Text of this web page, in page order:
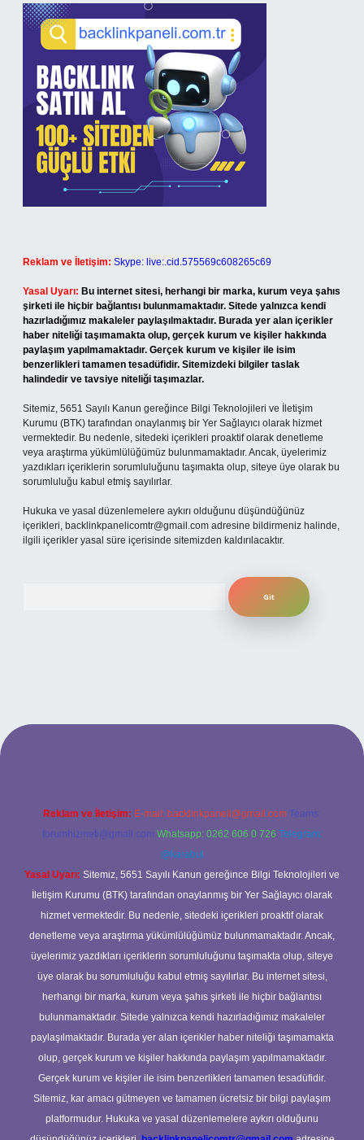
Reklam ve İletişim: Skype: live:.cid.575569c608265c69
Yasal Uyarı: Bu internet sitesi, herhangi bir marka, kurum veya şahıs
şirketi ile hiçbir bağlantısı bulunmamaktadır. Sitede yalnızca kendi
hazırladığımız makaleler paylaşılmaktadır. Burada yer alan içerikler
haber niteliği taşımamakta olup, gerçek kurum ve kişiler hakkında
paylaşım yapılmamaktadır. Gerçek kurum ve kişiler ile isim
benzerlikleri tamamen tesadüfidir. Sitemizdeki bilgiler taslak
halindedir ve tavsiye niteliği taşımazlar.
Sitemiz, 5651 Sayılı Kanun gereğince Bilgi Teknolojileri ve İletişim
Kurumu (BTK) tarafından onaylanmış bir Yer Sağlayıcı olarak hizmet
vermektedir. Bu nedenle, sitedeki içerikleri proaktif olarak denetleme
veya araştırma yükümlülüğümüz bulunmamaktadır. Ancak, üyelerimiz
yazdıkları içeriklerin sorumluluğunu taşımakta olup, siteye üye olarak bu
sorumluluğu kabul etmiş sayılırlar.
Hukuka ve yasal düzenlemelere aykırı olduğunu düşündüğünüz
içerikleri, backlinkpanelicomtr@gmail.com adresine bildirmeniz halinde,
ilgili içerikler yasal süre içerisinde sitemizden kaldırılacaktır.
Reklam ve İletişim: E-mail: backlinkpaneli@gmail.com Teams:
forumhizmeti@gmail.com Whatsapp: 0262 606 0 726 Telegram:
@karabul
Yasal Uyarı: Sitemiz, 5651 Sayılı Kanun gereğince Bilgi Teknolojileri ve
İletişim Kurumu (BTK) tarafından onaylanmış bir Yer Sağlayıcı olarak
hizmet vermektedir. Bu nedenle, sitedeki içerikleri proaktif olarak
denetleme veya araştırma yükümlülüğümüz bulunmamaktadır. Ancak,
üyelerimiz yazdıkları içeriklerin sorumluluğunu taşımakta olup, siteye
üye olarak bu sorumluluğu kabul etmiş sayılırlar. Bu internet sitesi,
herhangi bir marka, kurum veya şahıs şirketi ile hiçbir bağlantısı
bulunmamaktadır. Sitede yalnızca kendi hazırladığımız makaleler
paylaşılmaktadır. Burada yer alan içerikler haber niteliği taşımamakta
olup, gerçek kurum ve kişiler hakkında paylaşım yapılmamaktadır.
Gerçek kurum ve kişiler ile isim benzerlikleri tamamen tesadüfidir.
Sitemiz, kar amacı gütmeyen ve tamamen ücretsiz bir bilgi paylaşım
platformudur. Hukuka ve yasal düzenlemelere aykırı olduğunu